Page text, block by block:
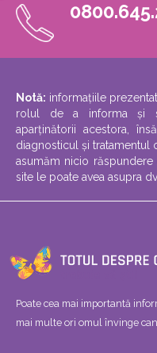
Notă: informațiile
rolul de a informa și
aparținătorii acestora,
diagnosticul și tratamentul
asumăm nicio
site le poate avea asupra
Poate cea mai importantă
mai multe ori omul învinge